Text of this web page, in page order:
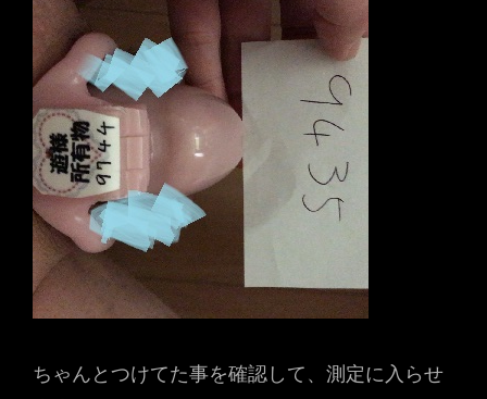
ちゃんとつけてた事を確認して、測定に入らせ